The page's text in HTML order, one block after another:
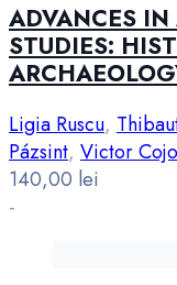
ADVANCES
STUDIES:
Ligia Ruscu,
Pázsint, Victor
140,00 lei
-